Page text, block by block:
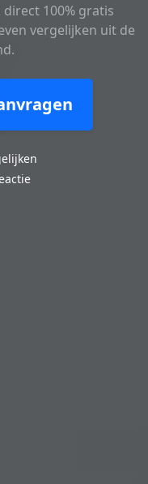
100% gratis
vergelijken uit de